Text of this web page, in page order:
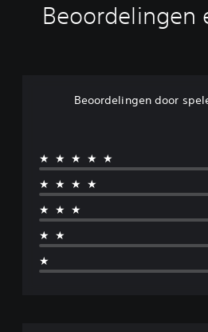
Beoordelingen
Beoordelingen door
★★★★★
★★★★
★★★
★★
★